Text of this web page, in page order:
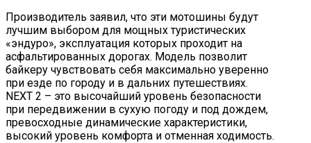
Производитель заявил, что эти мотошины будут
лучшим выбором для мощных туристических
«эндуро», эксплуатация которых проходит на
асфальтированных дорогах. Модель позволит
байкеру чувствовать себя максимально уверенно
при езде по городу и в дальних путешествиях.
NEXT 2 – это высочайший уровень безопасности
при передвижении в сухую погоду и под дождем,
превосходные динамические характеристики,
высокий уровень комфорта и отменная ходимость.